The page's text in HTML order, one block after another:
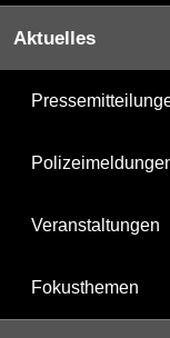
Aktuelles
Veranstaltungen
Fokusthemen